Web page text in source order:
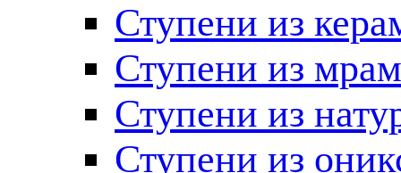
Ступени из
Ступени из
Ступени из
Ступени из